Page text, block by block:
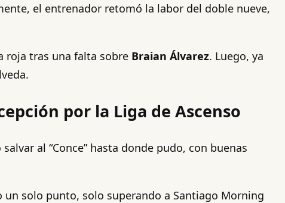
el entrenador retomó la labor del doble nueve,
roja tras una falta sobre Braian Álvarez. Luego, ya
por la Liga de Ascenso
al “Conce” hasta donde pudo, con buenas
solo punto, solo superando a Santiago Morning